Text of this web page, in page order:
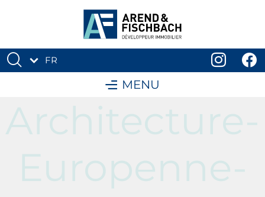
FR
MENU
Architecture-
Europenne-